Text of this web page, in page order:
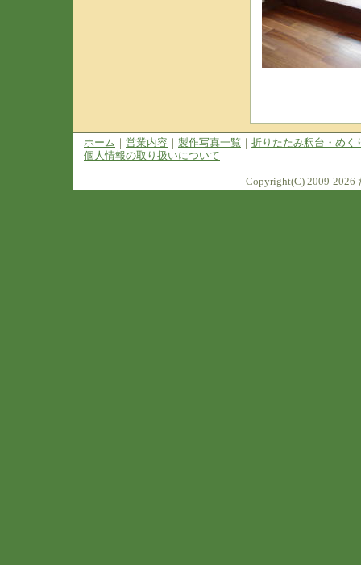
ホーム ｜ 営業内容 ｜ 製作写真一覧 ｜ 折りたたみ釈台・めく
個人情報の取り扱いについて
Copyright(C) 2009-